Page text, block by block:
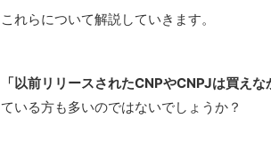
これらについて解説していきます。
「以前リリースされたCNPやCNPJは買え
ている方も多いのではないでしょうか？